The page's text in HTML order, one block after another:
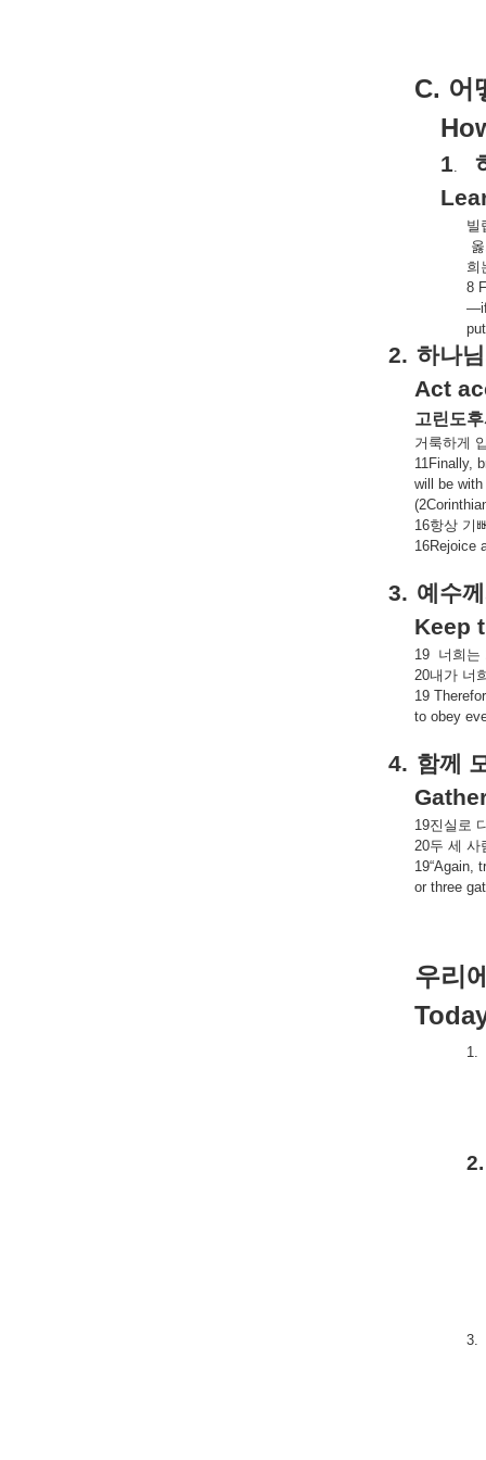
C. 어
1.
빌
희
8
—if
2. 하나님
Act
고린도후
거룩하게
11Finally,
will be with
16항상 기
16Rejoice
3. 예수
Keep
19 너희는
20내가 너
19
to obey
4. 함께
19진실로
20두 세 사
19“Again,
or three
우리
1.
2.
3.